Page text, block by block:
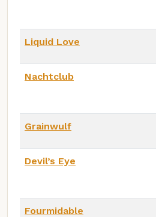
Liquid Love
Nachtclub
Grainwulf
Devil’s Eye
Fourmidable